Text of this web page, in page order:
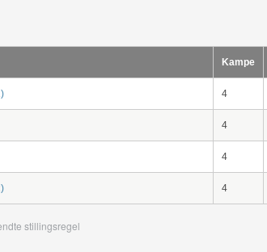
Kampe
4
4
4
4
stillingsregel